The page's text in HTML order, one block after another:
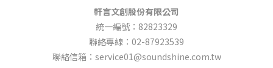
e
b
o
o
k
t
u
b
e
t
a
g
r
a
c
a
s
t
軒言文創股份有限公司
統一編號：82823329
聯絡專線：02-87923539
聯絡信箱：service01@soundshine.com.tw